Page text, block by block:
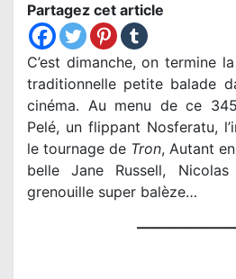
Partagez cet article
C’est dimanche, on termine
traditionnelle petite balade
cinéma. Au menu de ce
Pelé, un flippant Nosferatu,
le tournage de Tron, Autant
belle Jane Russell,
grenouille super balèze…